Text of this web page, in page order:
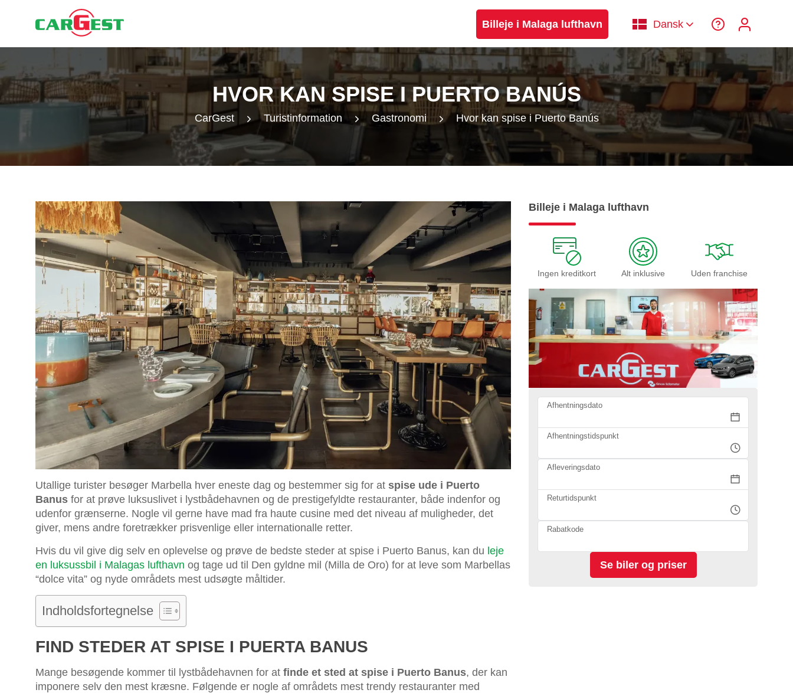
Billeje i Malaga lufthavn Dansk
HVOR KAN SPISE I PUERTO BANÚS
CarGest Turistinformation Gastronomi Hvor kan spise i Puerto Banús
Utallige turister besøger Marbella hver eneste dag og bestemmer sig for at spise ude i Puerto
Banus for at prøve luksuslivet i lystbådehavnen og de prestigefyldte restauranter, både indenfor og
udenfor grænserne. Nogle vil gerne have mad fra haute cusine med det niveau af muligheder, det
giver, mens andre foretrækker prisvenlige eller internationalle retter.
Hvis du vil give dig selv en oplevelse og prøve de bedste steder at spise i Puerto Banus, kan du leje
en luksussbil i Malagas lufthavn og tage ud til Den gyldne mil (Milla de Oro) for at leve som Marbellas
“dolce vita” og nyde områdets mest udsøgte måltider.
Indholdsfortegnelse
FIND STEDER AT SPISE I PUERTA BANUS
Mange besøgende kommer til lystbådehavnen for at finde et sted at spise i Puerto Banus, der kan
imponere selv den mest kræsne. Følgende er nogle af områdets mest trendy restauranter med
Billeje i Malaga lufthavn
Ingen kreditkort Alt inklusive Uden franchise
Afhentningsdato
Afhentningstidspunkt
Afleveringsdato
Returtidspunkt
Rabatkode